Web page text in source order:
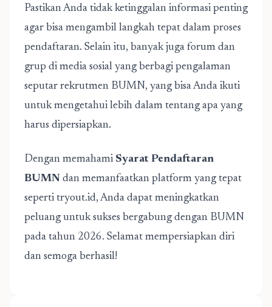
Pastikan Anda tidak ketinggalan informasi penting
agar bisa mengambil langkah tepat dalam proses
pendaftaran. Selain itu, banyak juga forum dan
grup di media sosial yang berbagi pengalaman
seputar rekrutmen BUMN, yang bisa Anda ikuti
untuk mengetahui lebih dalam tentang apa yang
harus dipersiapkan.
Dengan memahami Syarat Pendaftaran
BUMN dan memanfaatkan platform yang tepat
seperti tryout.id, Anda dapat meningkatkan
peluang untuk sukses bergabung dengan BUMN
pada tahun 2026. Selamat mempersiapkan diri
dan semoga berhasil!